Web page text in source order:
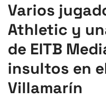
Pelota
Remo
Varios
Athletic y
de EITB
insultos en
Villamarín